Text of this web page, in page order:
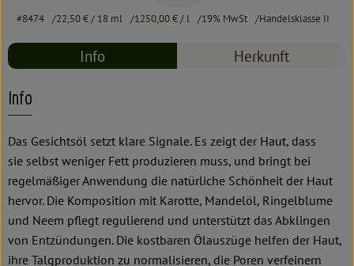
#8474 22,50 €/ 18 ml 1250,00 €/ l 19% MwSt Handelsklasse II
Info Herkunft
Info
Das Gesichtsöl setzt klare Signale. Es zeigt der Haut, dass
sie selbst weniger Fett produzieren muss, und bringt bei
regelmäßiger Anwendung die natürliche Schönheit der Haut
hervor. Die Komposition mit Karotte, Mandelöl, Ringelblume
und Neem pflegt regulierend und unterstützt das Abklingen
von Entzündungen. Die kostbaren Ölauszüge helfen der Haut,
ihre Talgproduktion zu normalisieren, die Poren verfeinern